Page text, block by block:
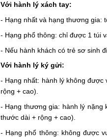
Với hành lý xách tay:
- Hạng nhất và hạng thương gia:
- Hạng phổ thông: chỉ được 1 túi
- Nếu hành khách có trẻ sơ sinh
Với hành lý ký gửi:
- Hạng nhất: hành lý không
rộng + cao).
- Hạng thương gia: hành lý nặng
thước dài + rộng + cao).
- Hạng phổ thông: không được